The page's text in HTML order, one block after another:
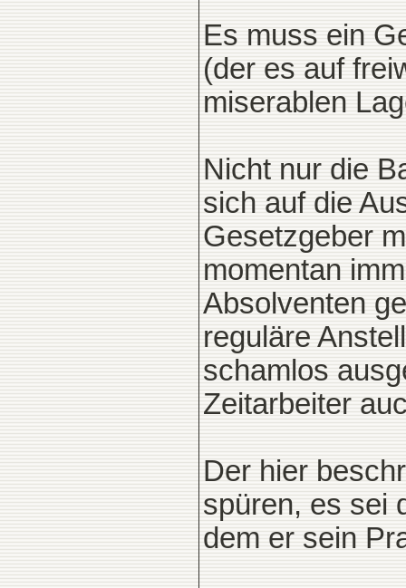
Es muss ein
(der es auf
miserablen
Nicht nur die
sich auf die
Gesetzgeber
momentan
Absolventen
reguläre
schamlos
Zeitarbeiter
Der hier
spüren, es sei
dem er sein